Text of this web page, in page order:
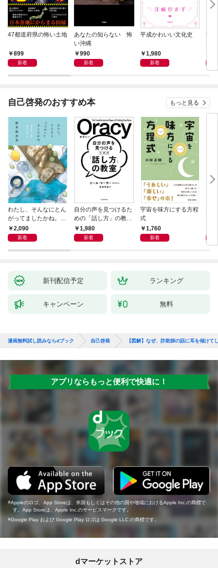
47都道府県の怖い土地
899
新着
あなたの知らない 怖
い沖縄
990
新着
平成かわいい文化史
1,980
新着
刑
自己啓発のおすすめ本 もっと見る
わたし、そんなにとん
がってましたかね。
獅子座、Ａ型、丙午は
めぐる
2,090
新着
自分の声を見つけるた
めの「話し方」の教
室 Ｏｒａｃｙ（オラ
シー）
1,980
新着
宇宙を味方にする方程
式
1,760
新着
基
新刊配信予定 ランキング
キャンペーン 無料
漫画無料試し読みならdブック 自己啓発 【図解】なぜ、詐欺師の話に耳を傾けて
アプリならもっと便利で快適に！
Appleのロゴ、App Storeは、米国もしくはその他の国や地域におけるApple Inc.の商標で
す。App Storeは、Apple Inc.のサービスマークです。
Google Play および Google Play ロゴは Google LLC の商標です。
dマーケットストア